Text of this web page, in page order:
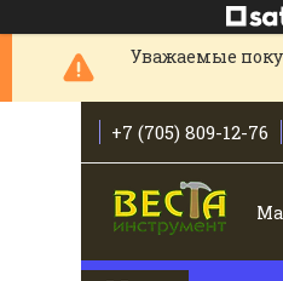
Уважаемые
+7 (705) 809-12-76